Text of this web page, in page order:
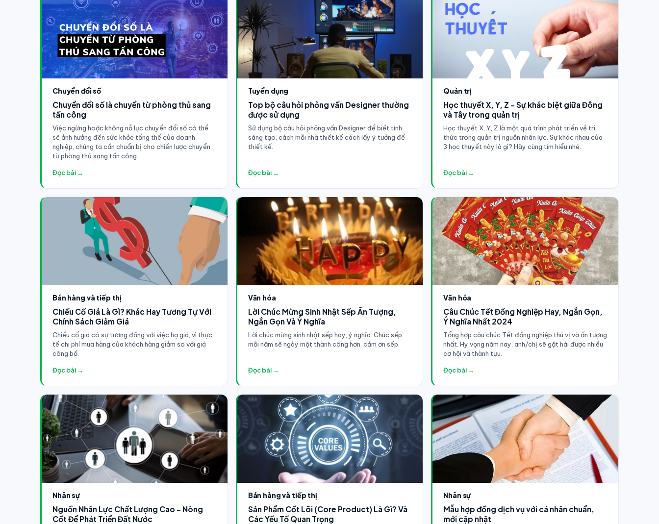
Chuyển đổi số
Chuyển đổi số là chuyển từ phòng thủ sang
tấn công
Việc ngừng hoặc không nỗ lực chuyển đổi số có thể
sẽ ảnh hưởng đến sức khỏe tổng thể của doanh
nghiệp, chúng ta cần chuẩn bị cho chiến lược chuyển
từ phòng thủ sang tấn công.
Đọc bài →
Tuyển dụng
Top bộ câu hỏi phỏng vấn Designer thường
được sử dụng
Sử dụng bộ câu hỏi phỏng vấn Designer để biết tính
sáng tạo, cách mỗi nhà thiết kế cách lấy ý tưởng để
thiết kế.
Đọc bài →
Quản trị
Học thuyết X, Y, Z - Sự khác biệt giữa Đông
và Tây trong quản trị
Học thuyết X, Y, Z là một quá trình phát triển về tri
thức trong quản trị nguồn nhân lực. Sự khác nhau của
3 học thuyết này là gì? Hãy cùng tìm hiểu nhé.
Đọc bài →
Bán hàng và tiếp thị
Chiếu Cố Giá Là Gì? Khác Hay Tương Tự Với
Chính Sách Giảm Giá
Chiếu cố giá có sự tương đồng với việc hạ giá, vì thực
tế chi phí mua hàng của khách hàng giảm so với giá
công bố.
Đọc bài →
Văn hóa
Lời Chúc Mừng Sinh Nhật Sếp Ấn Tượng,
Ngắn Gọn Và Ý Nghĩa
Lời chúc mừng sinh nhật sếp hay, ý nghĩa. Chúc sếp
mỗi năm sẽ ngày một thành công hơn, cảm ơn sếp.
Đọc bài →
Văn hóa
Câu Chúc Tết Đồng Nghiệp Hay, Ngắn Gọn,
Ý Nghĩa Nhất 2024
Tổng hợp câu chúc Tết đồng nghiệp thú vị và ấn tượng
nhất. Hy vọng năm nay, anh/chị sẽ gặt hái được nhiều
cơ hội và thành tựu.
Đọc bài →
Nhân sự
Nguồn Nhân Lực Chất Lượng Cao - Nòng
Cốt Để Phát Triển Đất Nước
Bán hàng và tiếp thị
Sản Phẩm Cốt Lõi (Core Product) Là Gì? Và
Các Yếu Tố Quan Trọng
Nhân sự
Mẫu hợp đồng dịch vụ với cá nhân chuẩn,
mới cập nhật